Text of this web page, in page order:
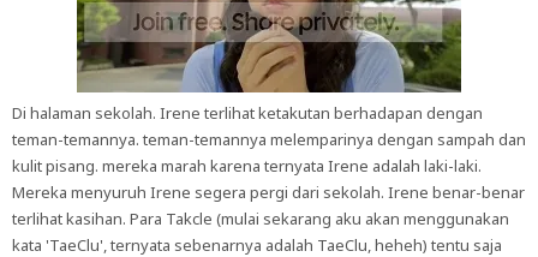
Di halaman sekolah. Irene terlihat ketakutan berhadapan dengan
teman-temannya. teman-temannya melemparinya dengan sampah dan
kulit pisang. mereka marah karena ternyata Irene adalah laki-laki.
Mereka menyuruh Irene segera pergi dari sekolah. Irene benar-benar
terlihat kasihan. Para Takcle (mulai sekarang aku akan menggunakan
kata 'TaeClu', ternyata sebenarnya adalah TaeClu, heheh) tentu saja